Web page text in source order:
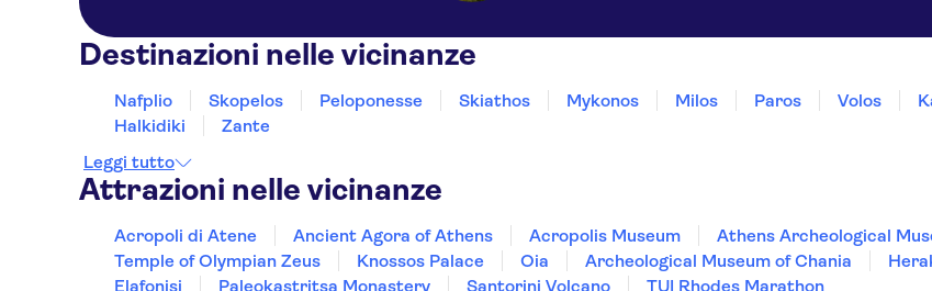
Destinazioni nelle vicinanze
Nafplio Skopelos Peloponesse Skiathos Mykonos Milos Paros Volos
Halkidiki
Zante
Leggi tutto
Attrazioni nelle vicinanze
Acropoli di Atene Ancient Agora of Athens Acropolis Museum Athens Archeological
Temple of Olympian Zeus
Knossos Palace Oia Archeological Museum of Chania
Elafonisi
Paleokastritsa Monastery Santorini Volcano
TUI Rhodes Marathon